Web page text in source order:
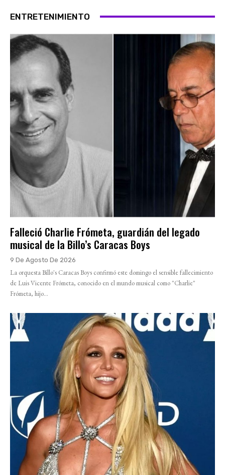
ENTRETENIMIENTO
Falleció Charlie Frómeta, guardián del legado
musical de la Billo’s Caracas Boys
9 De Agosto De 2026
La orquesta Billo's Caracas Boys confirmó este domingo el sensible fallecimiento
de Luis Vicente Frómeta, conocido en el mundo musical como "Charlie"
Frómeta, hijo...